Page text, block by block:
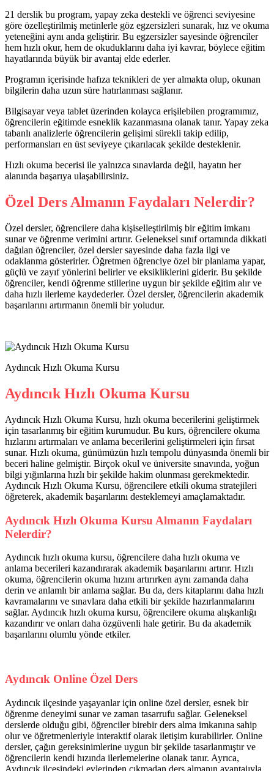
21 derslik bu program, yapay zeka destekli ve öğrenci seviyesine
göre özelleştirilmiş metinlerle göz egzersizleri sunarak, hız ve okuma
yeteneğini aynı anda geliştirir. Bu egzersizler sayesinde öğrenciler
hem hızlı okur, hem de okuduklarını daha iyi kavrar, böylece eğitim
hayatlarında büyük bir avantaj elde ederler.
Programın içerisinde hafıza teknikleri de yer almakta olup, okunan
bilgilerin daha uzun süre hatırlanması sağlanır.
Bilgisayar veya tablet üzerinden kolayca erişilebilen programımız,
öğrencilerin eğitimde esneklik kazanmasına olanak tanır. Yapay zeka
tabanlı analizlerle öğrencilerin gelişimi sürekli takip edilip,
performansları en üst seviyeye çıkarılacak şekilde desteklenir.
Hızlı okuma becerisi ile yalnızca sınavlarda değil, hayatın her
alanında başarıya ulaşabilirsiniz.
Özel Ders Almanın Faydaları Nelerdir?
Özel dersler, öğrencilere daha kişiselleştirilmiş bir eğitim imkanı
sunar ve öğrenme verimini artırır. Geleneksel sınıf ortamında dikkati
dağılan öğrenciler, özel dersler sayesinde daha fazla ilgi ve
odaklanma gösterirler. Öğretmen öğrenciye özel bir planlama yapar,
güçlü ve zayıf yönlerini belirler ve eksikliklerini giderir. Bu şekilde
öğrenciler, kendi öğrenme stillerine uygun bir şekilde eğitim alır ve
daha hızlı ilerleme kaydederler. Özel dersler, öğrencilerin akademik
başarılarını artırmanın önemli bir yoludur.
Aydıncık Hızlı Okuma Kursu
Aydıncık Hızlı Okuma Kursu
Aydıncık Hızlı Okuma Kursu, hızlı okuma becerilerini geliştirmek
için tasarlanmış bir eğitim kurumudur. Bu kurs, öğrencilere okuma
hızlarını artırmaları ve anlama becerilerini geliştirmeleri için fırsat
sunar. Hızlı okuma, günümüzün hızlı tempolu dünyasında önemli bir
beceri haline gelmiştir. Birçok okul ve üniversite sınavında, yoğun
bilgi yığınlarına hızlı bir şekilde hakim olunması gerekmektedir.
Aydıncık Hızlı Okuma Kursu, öğrencilere etkili okuma stratejileri
öğreterek, akademik başarılarını desteklemeyi amaçlamaktadır.
Aydıncık Hızlı Okuma Kursu Almanın Faydaları
Nelerdir?
Aydıncık hızlı okuma kursu, öğrencilere daha hızlı okuma ve
anlama becerileri kazandırarak akademik başarılarını artırır. Hızlı
okuma, öğrencilerin okuma hızını artırırken aynı zamanda daha
derin ve anlamlı bir anlama sağlar. Bu da, ders kitaplarını daha hızlı
kavramalarını ve sınavlara daha etkili bir şekilde hazırlanmalarını
sağlar. Aydıncık hızlı okuma kursu, öğrencilere okuma alışkanlığı
kazandırır ve onları daha özgüvenli hale getirir. Bu da akademik
başarılarını olumlu yönde etkiler.
Aydıncık Online Özel Ders
Aydıncık ilçesinde yaşayanlar için online özel dersler, esnek bir
öğrenme deneyimi sunar ve zaman tasarrufu sağlar. Geleneksel
derslerde olduğu gibi, öğrenciler birebir ders alma imkanına sahip
olur ve öğretmenleriyle interaktif olarak iletişim kurabilirler. Online
dersler, çağın gereksinimlerine uygun bir şekilde tasarlanmıştır ve
öğrencilerin kendi hızında ilerlemelerine olanak tanır. Ayrıca,
Aydıncık ilçesindeki evlerinden çıkmadan ders almanın avantajıyla